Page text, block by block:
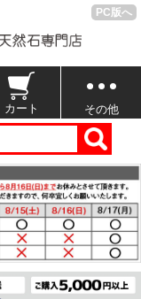
PC版へ
カート その他